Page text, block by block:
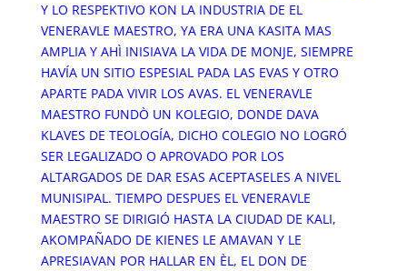
Y LO RESPEKTIVO KON LA INDUSTRIA DE EL
VENERAVLE MAESTRO, YA ERA UNA KASITA MAS
AMPLIA Y AHÌ INISIAVA LA VIDA DE MONJE, SIEMPRE
HAVÍA UN SITIO ESPESIAL PADA LAS EVAS Y OTRO
APARTE PADA VIVIR LOS AVAS. EL VENERAVLE
MAESTRO FUNDÒ UN KOLEGIO, DONDE DAVA
KLAVES DE TEOLOGÍA, DICHO COLEGIO NO LOGRÓ
SER LEGALIZADO O APROVADO POR LOS
ALTARGADOS DE DAR ESAS ACEPTASELES A NIVEL
MUNISIPAL. TIEMPO DESPUES EL VENERAVLE
MAESTRO SE DIRIGIÓ HASTA LA CIUDAD DE KALI,
AKOMPAÑADO DE KIENES LE AMAVAN Y LE
APRESIAVAN POR HALLAR EN ÈL, EL DON DE